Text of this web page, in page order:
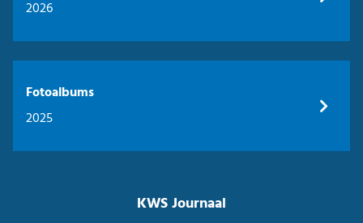
2026
Fotoalbums
2025
KWS Journaal